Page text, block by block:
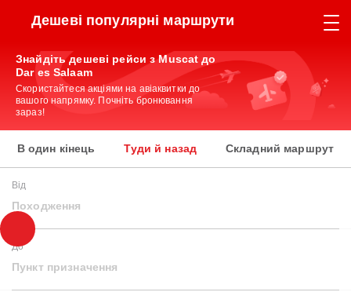
Дешеві популярні маршрути
Знайдіть дешеві рейси з Muscat до
Dar es Salaam
Скористайтеся акціями на авіаквитки до
вашого напрямку. Почніть бронювання
зараз!
В один кінець Туди й назад Складний маршрут
Від
Походження
До
Пункт призначення